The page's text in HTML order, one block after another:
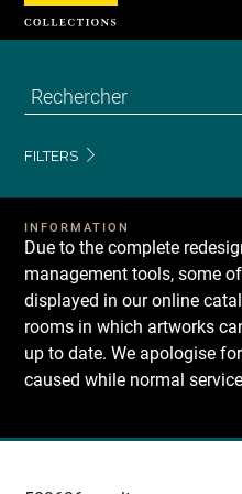
FILTERS
INFORMATION
Due to the complete
management tools, some
displayed in our online
rooms in which artworks
up to date. We apologise
caused while normal
Recherche
Cookies management panel